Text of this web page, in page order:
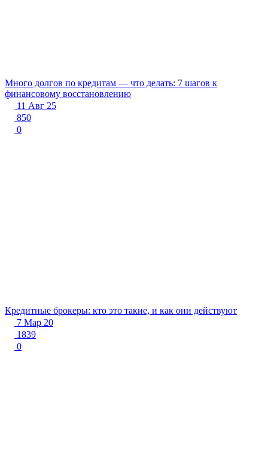
Много долгов по кредитам — что делать: 7 шагов к
финансовому восстановлению
11 Авг 25
850
0
Кредитные брокеры: кто это такие, и как они действуют
7 Мар 20
1839
0